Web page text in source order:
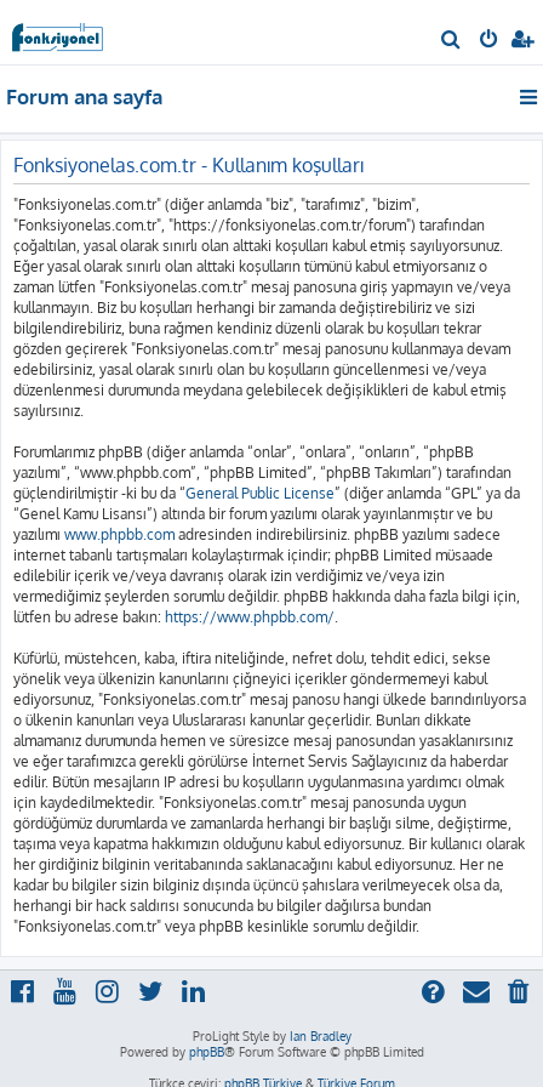
r
Forum ana sayfa
Fonksiyonelas.com.tr - Kullanım koşulları
"Fonksiyonelas.com.tr" (diğer anlamda "biz", "tarafımız", "bizim",
"Fonksiyonelas.com.tr", "https://fonksiyonelas.com.tr/forum") tarafından
çoğaltılan, yasal olarak sınırlı olan alttaki koşulları kabul etmiş sayılıyorsunuz.
Eğer yasal olarak sınırlı olan alttaki koşulların tümünü kabul etmiyorsanız o
zaman lütfen "Fonksiyonelas.com.tr" mesaj panosuna giriş yapmayın ve/veya
kullanmayın. Biz bu koşulları herhangi bir zamanda değiştirebiliriz ve sizi
bilgilendirebiliriz, buna rağmen kendiniz düzenli olarak bu koşulları tekrar
gözden geçirerek "Fonksiyonelas.com.tr" mesaj panosunu kullanmaya devam
edebilirsiniz, yasal olarak sınırlı olan bu koşulların güncellenmesi ve/veya
düzenlenmesi durumunda meydana gelebilecek değişiklikleri de kabul etmiş
sayılırsınız.
Forumlarımız phpBB (diğer anlamda “onlar”, “onlara”, “onların”, “phpBB
yazılımı”, “www.phpbb.com”, “phpBB Limited”, “phpBB Takımları”) tarafından
güçlendirilmiştir -ki bu da “General Public License” (diğer anlamda “GPL” ya da
“Genel Kamu Lisansı”) altında bir forum yazılımı olarak yayınlanmıştır ve bu
yazılımı www.phpbb.com adresinden indirebilirsiniz. phpBB yazılımı sadece
internet tabanlı tartışmaları kolaylaştırmak içindir; phpBB Limited müsaade
edilebilir içerik ve/veya davranış olarak izin verdiğimiz ve/veya izin
vermediğimiz şeylerden sorumlu değildir. phpBB hakkında daha fazla bilgi için,
lütfen bu adrese bakın: https://www.phpbb.com/.
Küfürlü, müstehcen, kaba, iftira niteliğinde, nefret dolu, tehdit edici, sekse
yönelik veya ülkenizin kanunlarını çiğneyici içerikler göndermemeyi kabul
ediyorsunuz, "Fonksiyonelas.com.tr" mesaj panosu hangi ülkede barındırılıyorsa
o ülkenin kanunları veya Uluslararası kanunlar geçerlidir. Bunları dikkate
almamanız durumunda hemen ve süresizce mesaj panosundan yasaklanırsınız
ve eğer tarafımızca gerekli görülürse İnternet Servis Sağlayıcınız da haberdar
edilir. Bütün mesajların IP adresi bu koşulların uygulanmasına yardımcı olmak
için kaydedilmektedir. "Fonksiyonelas.com.tr" mesaj panosunda uygun
gördüğümüz durumlarda ve zamanlarda herhangi bir başlığı silme, değiştirme,
taşıma veya kapatma hakkımızın olduğunu kabul ediyorsunuz. Bir kullanıcı olarak
her girdiğiniz bilginin veritabanında saklanacağını kabul ediyorsunuz. Her ne
kadar bu bilgiler sizin bilginiz dışında üçüncü şahıslara verilmeyecek olsa da,
herhangi bir hack saldırısı sonucunda bu bilgiler dağılırsa bundan
"Fonksiyonelas.com.tr" veya phpBB kesinlikle sorumlu değildir.
ProLight Style by Ian Bradley
Powered by phpBB® Forum Software © phpBB Limited
Türkçe çeviri: phpBB Türkiye& Türkiye Forum